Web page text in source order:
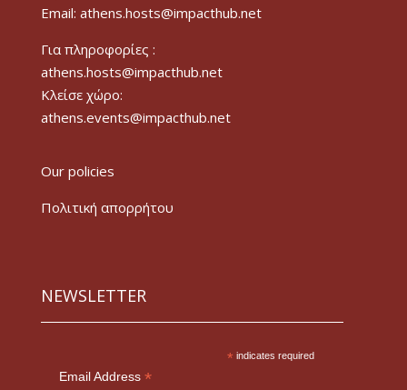
Email: athens.hosts@impacthub.net
Για πληροφορίες :
athens.hosts@impacthub.net
Κλείσε χώρο:
athens.events@impacthub.net
Our policies
Πολιτική απορρήτου
NEWSLETTER
* indicates required
Email Address *